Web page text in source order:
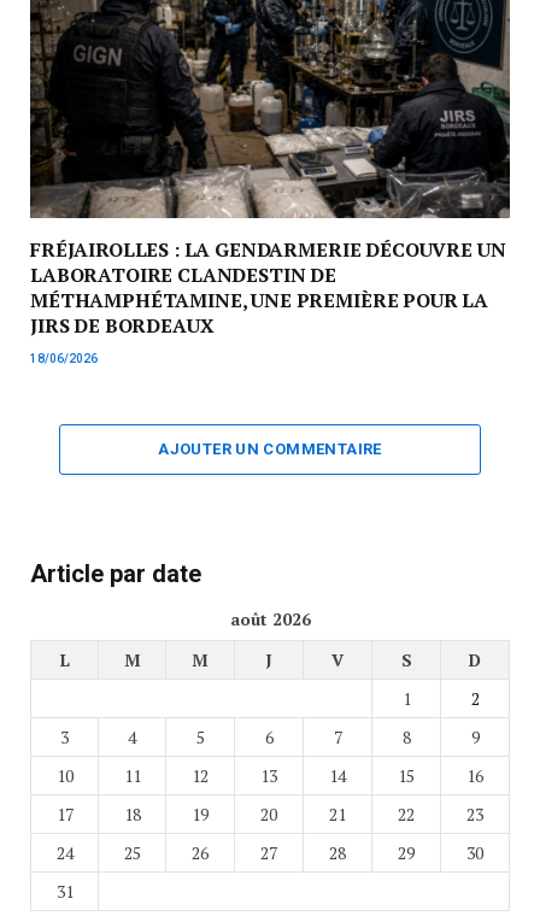
FRÉJAIROLLES : LA GENDARMERIE DÉCOUVRE UN
LABORATOIRE CLANDESTIN DE
MÉTHAMPHÉTAMINE, UNE PREMIÈRE POUR LA
JIRS DE BORDEAUX
18/06/2026
AJOUTER UN COMMENTAIRE
Article par date
août 2026
L
M M J V S
D
1
2
3
4 5 6 7 8
9
10
11 12 13 14 15
16
17
18 19 20 21 22
23
24
25 26 27 28 29
30
31